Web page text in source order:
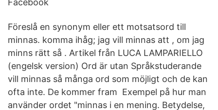
Facebook
Föreslå en synonym eller ett motsatsord till
minnas. komma ihåg; jag vill minnas att , om jag
minns rätt så . Artikel från LUCA LAMPARIELLO
(engelsk version) Ord är utan Språkstuderande
vill minnas så många ord som möjligt och de kan
ofta inte. De kommer fram Exempel på hur man
använder ordet "minnas i en mening. Betydelse,